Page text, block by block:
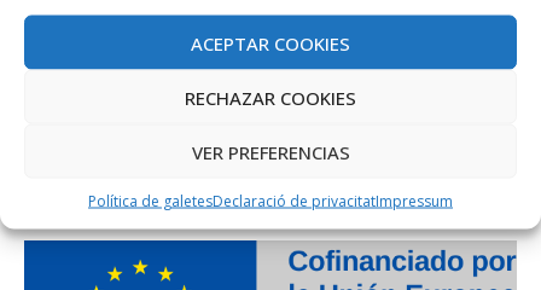
ACEPTAR COOKIES
RECHAZAR COOKIES
VER PREFERENCIAS
Política de galetesDeclaració de privacitatImpressum